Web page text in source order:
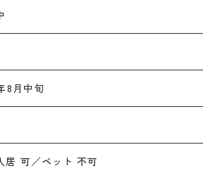
8月中旬
居 可／ペット 不可